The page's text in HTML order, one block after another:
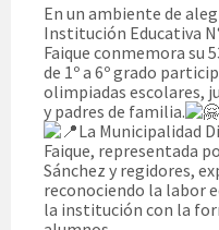
En un ambiente de
Institución Educativa
Faique conmemora su
de 1º a 6º grado
olimpiadas escolares,
y padres de familia.
La Municipalidad
Faique, representada
Sánchez y regidores,
reconociendo la labor
la institución con la